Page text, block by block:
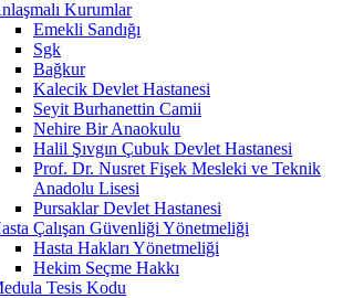
Kurumlar
Emekli Sandığı
Sgk
Bağkur
Kalecik Devlet Hastanesi
Seyit Burhanettin Camii
Nehire Bir Anaokulu
Halil Şıvgın Çubuk Devlet Hastanesi
Prof. Dr. Nusret Fişek Mesleki ve Teknik
Anadolu Lisesi
Pursaklar Devlet Hastanesi
Çalışan Güvenliği Yönetmeliği
Hasta Hakları Yönetmeliği
Hekim Seçme Hakkı
Tesis Kodu